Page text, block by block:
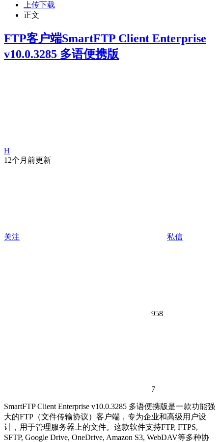
上传下载
正文
FTP客户端SmartFTP Client Enterprise
v10.0.3285 多语便携版
H
12个月前更新
关注 私信
958
7
SmartFTP Client Enterprise v10.0.3285 多语便携版是一款功能强
大的FTP（文件传输协议）客户端，专为企业和高级用户设
计，用于管理服务器上的文件。这款软件支持FTP, FTPS,
SFTP, Google Drive, OneDrive, Amazon S3, WebDAV等多种协